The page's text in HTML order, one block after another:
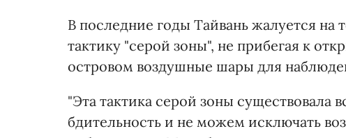
В последние годы Тайвань жалуется на
тактику "серой зоны", не прибегая к
островом воздушные шары для
"Эта тактика серой зоны существовала
бдительность и не можем исключать